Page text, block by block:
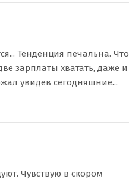
Тенденция печальна. Что
зарплаты хватать, даже и
увидев сегодняшние...
Чувствую в скором